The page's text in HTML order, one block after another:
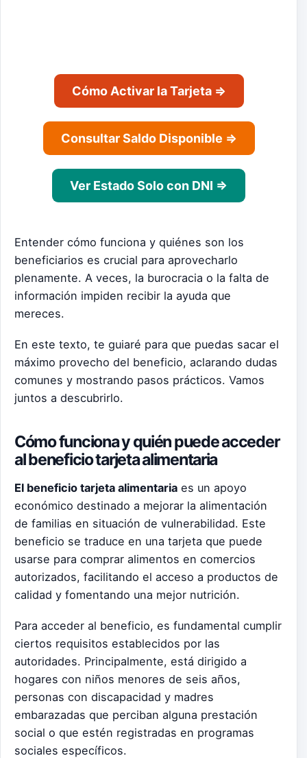
Cómo Activar la Tarjeta ⇒
Consultar Saldo Disponible ⇒
Ver Estado Solo con DNI ⇒
Entender cómo funciona y quiénes son los
beneficiarios es crucial para aprovecharlo
plenamente. A veces, la burocracia o la falta de
información impiden recibir la ayuda que
mereces.
En este texto, te guiaré para que puedas sacar el
máximo provecho del beneficio, aclarando dudas
comunes y mostrando pasos prácticos. Vamos
juntos a descubrirlo.
Cómo funciona y quién puede acceder
al beneficio tarjeta alimentaria
El beneficio tarjeta alimentaria es un apoyo
económico destinado a mejorar la alimentación
de familias en situación de vulnerabilidad. Este
beneficio se traduce en una tarjeta que puede
usarse para comprar alimentos en comercios
autorizados, facilitando el acceso a productos de
calidad y fomentando una mejor nutrición.
Para acceder al beneficio, es fundamental cumplir
ciertos requisitos establecidos por las
autoridades. Principalmente, está dirigido a
hogares con niños menores de seis años,
personas con discapacidad y madres
embarazadas que perciban alguna prestación
social o que estén registradas en programas
sociales específicos.